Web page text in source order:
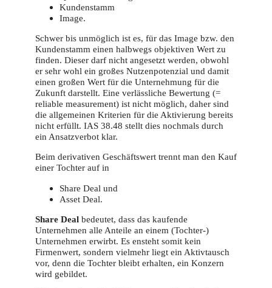
Kundenstamm
Image.
Schwer bis unmöglich ist es, für das Image bzw. den
Kundenstamm einen halbwegs objektiven Wert zu
finden. Dieser darf nicht angesetzt werden, obwohl
er sehr wohl ein großes Nutzenpotenzial und damit
einen großen Wert für die Unternehmung für die
Zukunft darstellt. Eine verlässliche Bewertung (=
reliable measurement) ist nicht möglich, daher sind
die allgemeinen Kriterien für die Aktivierung bereits
nicht erfüllt. IAS 38.48 stellt dies nochmals durch
ein Ansatzverbot klar.
Beim derivativen Geschäftswert trennt man den Kauf
einer Tochter auf in
Share Deal und
Asset Deal.
Share Deal bedeutet, dass das kaufende
Unternehmen alle Anteile an einem (Tochter-)
Unternehmen erwirbt. Es ensteht somit kein
Firmenwert, sondern vielmehr liegt ein Aktivtausch
vor, denn die Tochter bleibt erhalten, ein Konzern
wird gebildet.